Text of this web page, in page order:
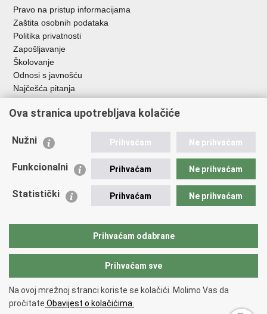
Pravo na pristup informacijama
Zaštita osobnih podataka
Politika privatnosti
Zapošljavanje
Školovanje
Odnosi s javnošću
Najčešća pitanja
Važne poveznice
EMN Nacionalna kontaktna točka za Republiku Hrvatsku
Policijska akademija
Zaklada policijske solidarnosti
Sindikati
Copyright © 2026 Ravnateljstvo policije.
pristupačnosti.
Ova stranica upotrebljava kolačiće
Nužni Prihvaćam Ne prihvaćam
Funkcionalni Prihvaćam Ne prihvaćam
Statistički Prihvaćam Ne prihvaćam
Prihvaćam odabrane
Prihvaćam sve
Na ovoj mrežnoj stranci koriste se kolačići. Molimo Vas da
pročitate Obavijest o kolačićima.